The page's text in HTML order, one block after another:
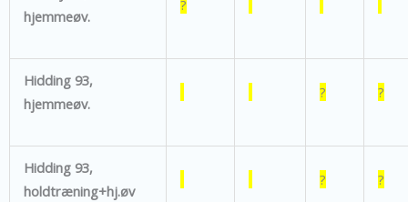
hjemmeøv.
?
Hidding 93,
hjemmeøv.
? ?
Hidding 93,
holdtræning+hj.øv
? ?